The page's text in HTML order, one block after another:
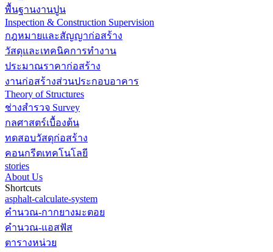
พื้นฐานงานปูน
Inspection & Construction Supervision
กฎหมายและสัญญาก่อสร้าง
วัสดุและเทคนิคการทำงาน
ประมาณราคาก่อสร้าง
งานก่อสร้างส่วนประกอบอาคาร
Theory of Structures
ช่างสำรวจ Survey
กลศาสตร์เบื้องต้น
ทดสอบวัสดุก่อสร้าง
คอนกรีตเทคโนโลยี
stories
About Us
Shortcuts
asphalt-calculate-system
คำนวณ-กากยางมะตอย
คำนวณ-แอสฟัส
ตารางหน่วย